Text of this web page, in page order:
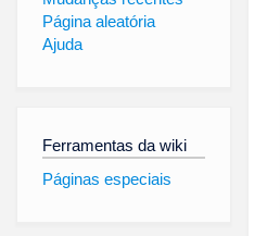
Página aleatória
Ajuda
Ferramentas da wiki
Páginas especiais